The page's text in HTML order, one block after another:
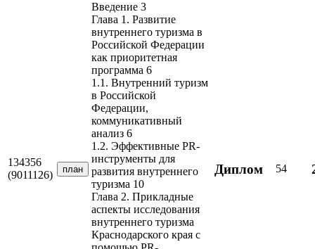
134356
(9011126)
план
Введение 3
Глава 1. Развитие
внутреннего туризма в
Российской Федерации
как приоритетная
программа 6
1.1. Внутренний туризм
в Российской
Федерации,
коммуникативный
анализ 6
1.2. Эффективные PR-
инструменты для
развития внутреннего
туризма 10
Глава 2. Прикладные
аспекты исследования
внутреннего туризма
Краснодарского края с
Диплом 54